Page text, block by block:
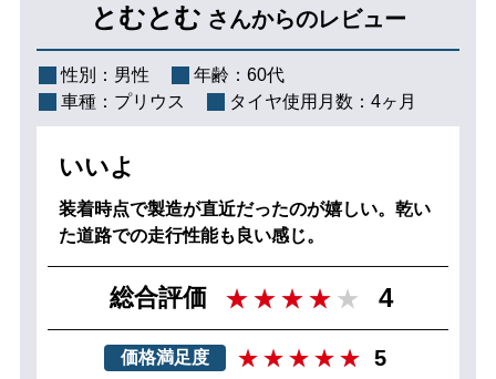
とむとむ さんからのレビュー
性別： 男性 年齢： 60代
車種： プリウス タイヤ使用月数： 4ヶ月
いいよ
装着時点で製造が直近だったのが嬉しい。乾い
た道路での走行性能も良い感じ。
総合評価 4
価格満足度 5